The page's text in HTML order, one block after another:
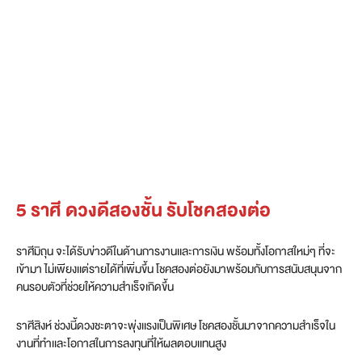
5 ราศี ดวงดีสองชั้น รับโชคสองต่อ
ราศีมิถุน จะได้รับข่าวดีในด้านการงานเเละการเงิน พร้อมทั้งโอกาสใหม่ๆ ที่จะ
เข้ามา ไม่เพียงเเต่รายได้ที่เพิ่มขึ้น โชคสองต่อยังมาพร้อมกับการสนับสนุนจาก
คนรอบตัวที่ช่วยให้ความสำเร็จเกิดขึ้น
ราศีสิงห์ ช่วงนี้ดวงชะตาจะพุ่งเเรงเป็นพิเศษ โชคสองชั้นมาจากความสำเร็จใน
งานที่ทำเเละโอกาสในการลงทุนที่ให้ผลตอบเเทนสูง